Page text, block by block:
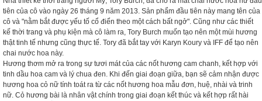
tiên của cô vào ngày 26 tháng 9 năm 2013. Sản phẩm đầu tiên này mang tên của
cô và "nằm bắt được yếu tố cổ điển theo một cách bất ngở". Cũng như các thiết
kế thời trang và phụ kiện mà cô làm ra, Tory Burch muốn tạo nên một mùi hương
thật tinh tế nhưng cũng thực tế. Tory đã bắt tay với Karyn Koury và IFF để tạo nên
chai nước hoa này.
Hương thơm mở ra trong sự tươi mát của các nốt hương cam chanh, kết hợp với
tinh dầu hoa cam và lý chua đen. Khi đến giai đoạn giữa, bạn sẽ cảm nhận được
hương hoa cỏ nữ tính toát ra từ các nốt hương hoa mẫu đơn, huệ, nhài và trinh
nữ. Cỏ hương bài là nhân vật chính trong giai đoạn kết thúc và kết hợp rất hài